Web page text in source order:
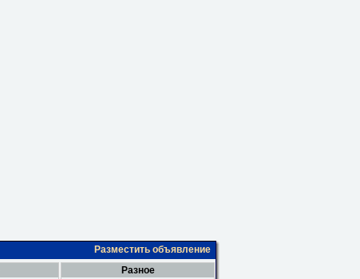
Разместить объявление
Разное